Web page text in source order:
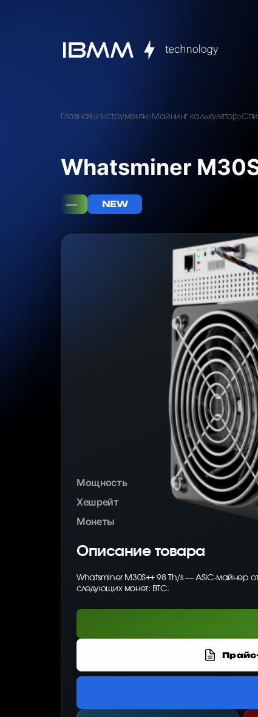
Главная Инструменты Майнинг калькулятор
Whatsminer
— NEW
Мощность
Хешрейт
Монеты
Описание товара
Whatsminer M30S++ 98 Th/s — ASIC-майнер
следующих монет: BTC.